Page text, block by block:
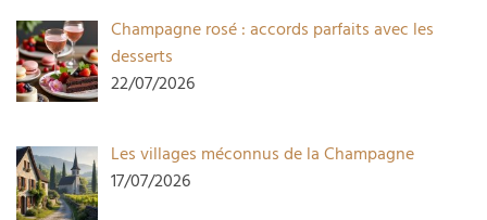
Champagne rosé : accords parfaits avec les
desserts
22/07/2026
Les villages méconnus de la Champagne
17/07/2026